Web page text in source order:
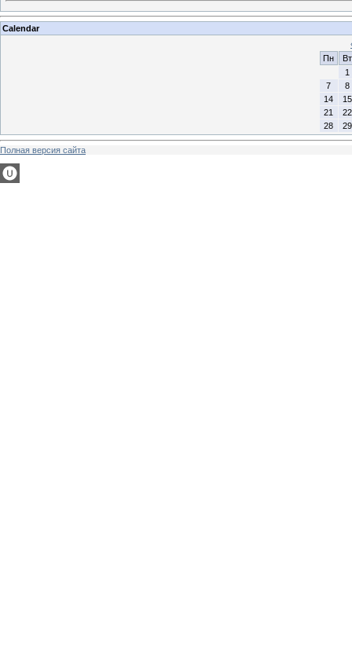
Calendar
Пн
Вт
1
7
8
14
15
21
22
28
29
Полная версия сайта